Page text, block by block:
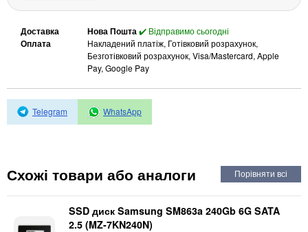
Монітори
Клавіатури, миші, комплекти
Відеоспостереження
Автономне живлення
Акумулятори для ДБЖ
Доставка Нова Пошта✔️ Відправимо сьогодні
Оплата
Накладений платіж, Готівковий розрахунок,
Безготівковий розрахунок, Visa/Mastercard, Apple
Pay, Google Pay
Telegram WhatsApp
Схожі товари або аналоги
SSD диск Samsung SM863a 240Gb 6G SATA
2.5 (MZ-7KN240N)